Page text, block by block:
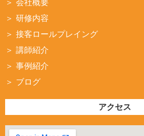
会社概要
研修内容
接客ロールプレイング
講師紹介
事例紹介
ブログ
アクセス